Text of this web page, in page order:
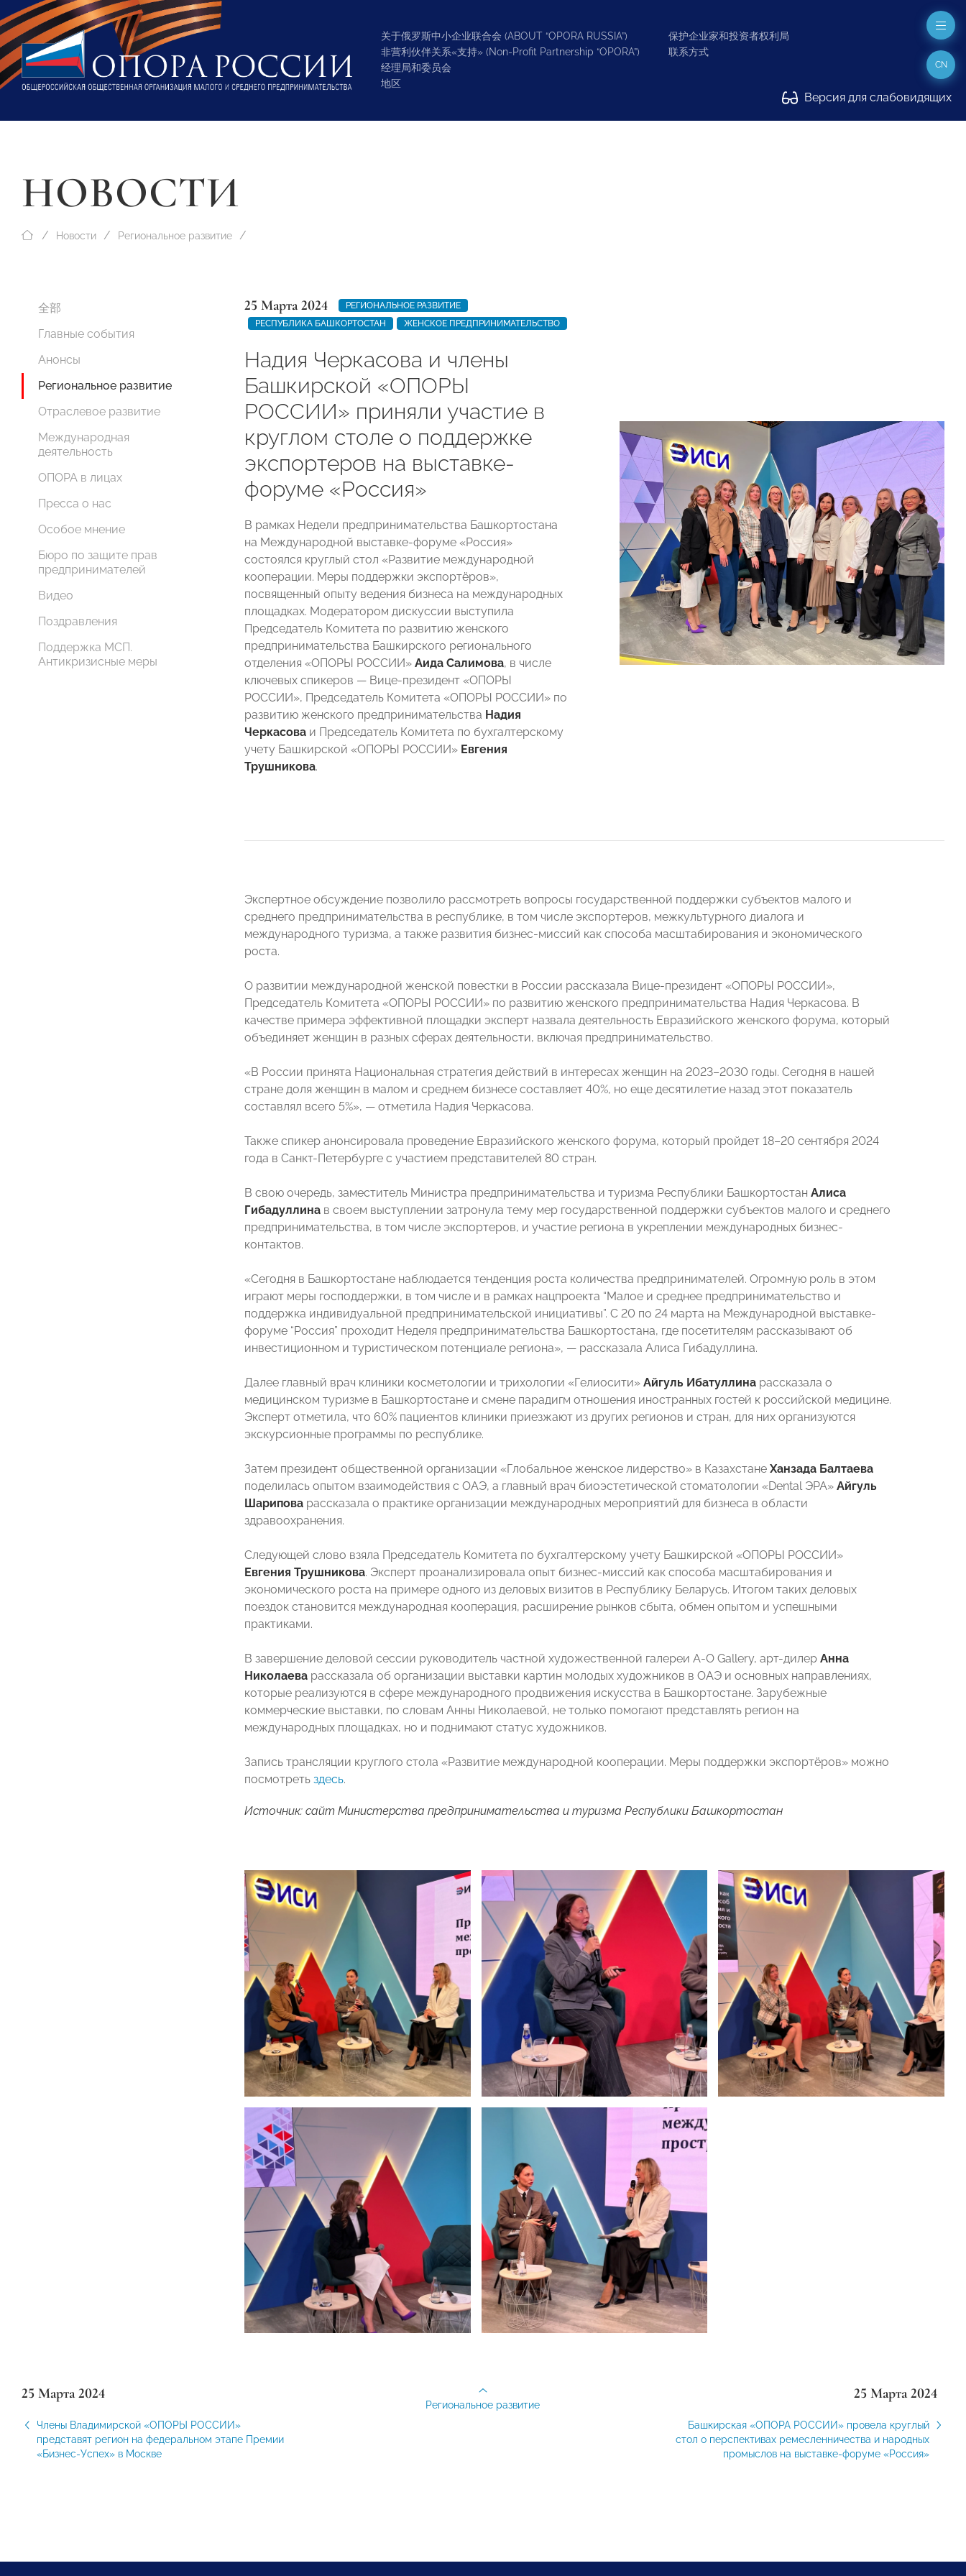
关于俄罗斯中小企业联合会 (ABOUT “OPORA RUSSIA”)
非营利伙伴关系«支持» (Non-Profit Partnership “OPORA”)
经理局和委员会
地区
保护企业家和投资者权利局
联系方式
Версия для слабовидящих
CN
НОВОСТИ
Новости Региональное развитие
全部
Главные события
Анонсы
Региональное развитие
Отраслевое развитие
Международная
деятельность
ОПОРА в лицах
Пресса о нас
Особое мнение
Бюро по защите прав
предпринимателей
Видео
Поздравления
Поддержка МСП.
Антикризисные меры
25 Марта 2024
РЕГИОНАЛЬНОЕ РАЗВИТИЕ
РЕСПУБЛИКА БАШКОРТОСТАН
ЖЕНСКОЕ ПРЕДПРИНИМАТЕЛЬСТВО
Надия Черкасова и члены
Башкирской «ОПОРЫ
РОССИИ» приняли участие в
круглом столе о поддержке
экспортеров на выставке-
форуме «Россия»
В рамках Недели предпринимательства Башкортостана
на Международной выставке-форуме «Россия»
состоялся круглый стол «Развитие международной
кооперации. Меры поддержки экспортёров»,
посвященный опыту ведения бизнеса на международных
площадках. Модератором дискуссии выступила
Председатель Комитета по развитию женского
предпринимательства Башкирского регионального
отделения «ОПОРЫ РОССИИ» Аида Салимова, в числе
ключевых спикеров — Вице-президент «ОПОРЫ
РОССИИ», Председатель Комитета «ОПОРЫ РОССИИ» по
развитию женского предпринимательства Надия
Черкасова и Председатель Комитета по бухгалтерскому
учету Башкирской «ОПОРЫ РОССИИ» Евгения
Трушникова.
Экспертное обсуждение позволило рассмотреть вопросы государственной поддержки субъектов малого и
среднего предпринимательства в республике, в том числе экспортеров, межкультурного диалога и
международного туризма, а также развития бизнес-миссий как способа масштабирования и экономического
роста.
О развитии международной женской повестки в России рассказала Вице-президент «ОПОРЫ РОССИИ»,
Председатель Комитета «ОПОРЫ РОССИИ» по развитию женского предпринимательства Надия Черкасова. В
качестве примера эффективной площадки эксперт назвала деятельность Евразийского женского форума, который
объединяет женщин в разных сферах деятельности, включая предпринимательство.
«В России принята Национальная стратегия действий в интересах женщин на 2023–2030 годы. Сегодня в нашей
стране доля женщин в малом и среднем бизнесе составляет 40%, но еще десятилетие назад этот показатель
составлял всего 5%», — отметила Надия Черкасова.
Также спикер анонсировала проведение Евразийского женского форума, который пройдет 18–20 сентября 2024
года в Санкт-Петербурге с участием представителей 80 стран.
В свою очередь, заместитель Министра предпринимательства и туризма Республики Башкортостан Алиса
Гибадуллина в своем выступлении затронула тему мер государственной поддержки субъектов малого и среднего
предпринимательства, в том числе экспортеров, и участие региона в укреплении международных бизнес-
контактов.
«Сегодня в Башкортостане наблюдается тенденция роста количества предпринимателей. Огромную роль в этом
играют меры господдержки, в том числе и в рамках нацпроекта “Малое и среднее предпринимательство и
поддержка индивидуальной предпринимательской инициативы”. С 20 по 24 марта на Международной выставке-
форуме “Россия” проходит Неделя предпринимательства Башкортостана, где посетителям рассказывают об
инвестиционном и туристическом потенциале региона», — рассказала Алиса Гибадуллина.
Далее главный врач клиники косметологии и трихологии «Гелиосити» Айгуль Ибатуллина рассказала о
медицинском туризме в Башкортостане и смене парадигм отношения иностранных гостей к российской медицине.
Эксперт отметила, что 60% пациентов клиники приезжают из других регионов и стран, для них организуются
экскурсионные программы по республике.
Затем президент общественной организации «Глобальное женское лидерство» в Казахстане Ханзада Балтаева
поделилась опытом взаимодействия с ОАЭ, а главный врач биоэстетической стоматологии «Dental ЭРА» Айгуль
Шарипова рассказала о практике организации международных мероприятий для бизнеса в области
здравоохранения.
Следующей слово взяла Председатель Комитета по бухгалтерскому учету Башкирской «ОПОРЫ РОССИИ»
Евгения Трушникова. Эксперт проанализировала опыт бизнес-миссий как способа масштабирования и
экономического роста на примере одного из деловых визитов в Республику Беларусь. Итогом таких деловых
поездок становится международная кооперация, расширение рынков сбыта, обмен опытом и успешными
практиками.
В завершение деловой сессии руководитель частной художественной галереи A-О Gallery, арт-дилер Анна
Николаева рассказала об организации выставки картин молодых художников в ОАЭ и основных направлениях,
которые реализуются в сфере международного продвижения искусства в Башкортостане. Зарубежные
коммерческие выставки, по словам Анны Николаевой, не только помогают представлять регион на
международных площадках, но и поднимают статус художников.
Запись трансляции круглого стола «Развитие международной кооперации. Меры поддержки экспортёров» можно
посмотреть здесь.
Источник: сайт Министерства предпринимательства и туризма Республики Башкортостан
25 Марта 2024
Члены Владимирской «ОПОРЫ РОССИИ»
представят регион на федеральном этапе Премии
«Бизнес-Успех» в Москве
25 Марта 2024
Башкирская «ОПОРА РОССИИ» провела круглый
стол о перспективах ремесленничества и народных
промыслов на выставке-форуме «Россия»
Региональное развитие